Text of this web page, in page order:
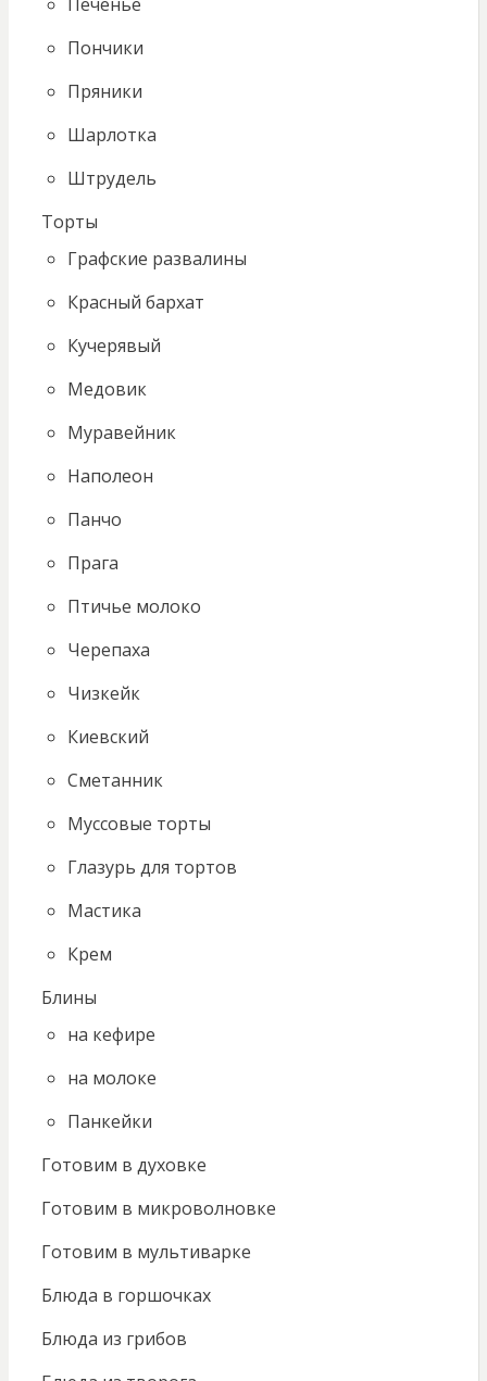
Пончики
Пряники
Шарлотка
Штрудель
Торты
Графские развалины
Красный бархат
Кучерявый
Медовик
Муравейник
Наполеон
Панчо
Прага
Птичье молоко
Черепаха
Чизкейк
Киевский
Сметанник
Муссовые торты
Глазурь для тортов
Мастика
Крем
Блины
на кефире
на молоке
Панкейки
Готовим в духовке
Готовим в микроволновке
Готовим в мультиварке
Блюда в горшочках
Блюда из грибов